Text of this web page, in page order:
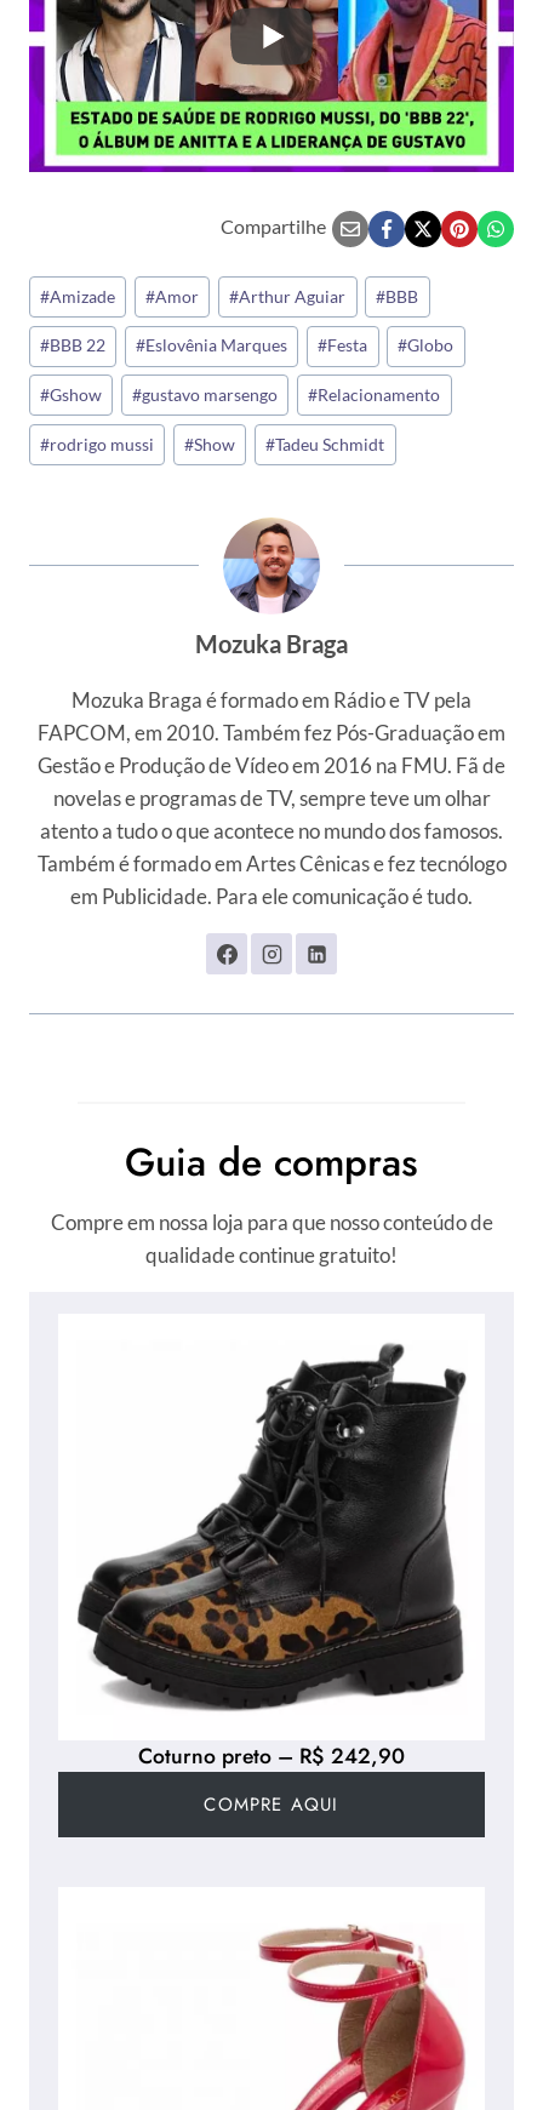
Compartilhe
Tags
do
Post:
#Amizade #Amor #Arthur Aguiar #BBB
#BBB 22 #Eslovênia Marques #Festa #Globo
#Gshow #gustavo marsengo #Relacionamento
#rodrigo mussi #Show #Tadeu Schmidt
Mozuka Braga
Mozuka Braga é formado em Rádio e TV pela
FAPCOM, em 2010. Também fez Pós-Graduação em
Gestão e Produção de Vídeo em 2016 na FMU. Fã de
novelas e programas de TV, sempre teve um olhar
atento a tudo o que acontece no mundo dos famosos.
Também é formado em Artes Cênicas e fez tecnólogo
em Publicidade. Para ele comunicação é tudo.
Guia de compras
Compre em nossa loja para que nosso conteúdo de
qualidade continue gratuito!
Coturno preto – R$ 242,90
COMPRE AQUI